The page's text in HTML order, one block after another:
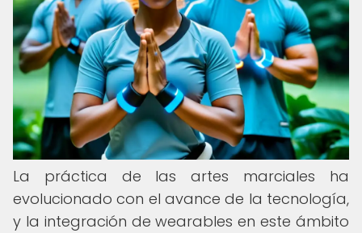
La práctica de las artes marciales ha
evolucionado con el avance de la tecnología,
y la integración de wearables en este ámbito